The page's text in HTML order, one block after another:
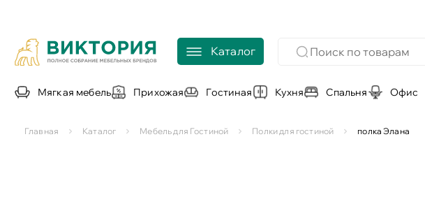
Каталог
Мягкая мебель Прихожая Гостиная Кухня Спальня Офис
Главная Каталог Мебель для Гостиной Полки для гостиной полка Элана